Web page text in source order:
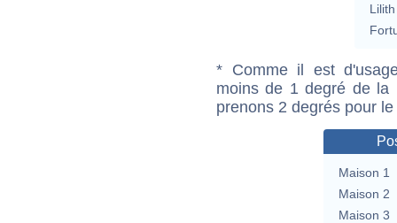
Lilith
* Comme il est
moins de 1 degré de la
prenons 2 degrés pour
Maison 1
Maison 2
Maison 3